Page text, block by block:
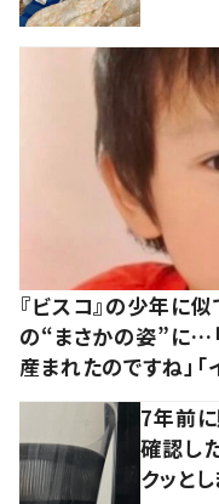
『ビスコ』の少年に
の“まさかの姿”に…
産まれたのですね」「
7年前
確認し
クッと